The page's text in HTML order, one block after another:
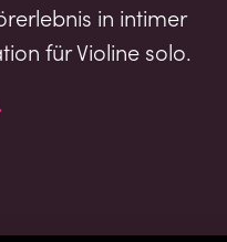
in intimer
für Violine solo.